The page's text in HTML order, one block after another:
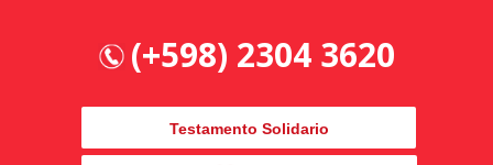
(+598) 2304 3620
Testamento Solidario